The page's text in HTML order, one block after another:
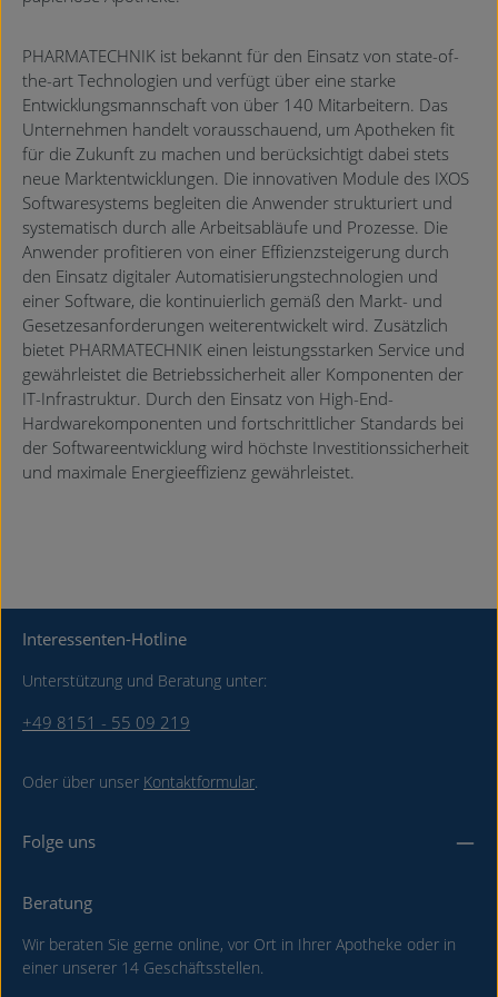
PHARMATECHNIK ist bekannt für den Einsatz von state-of-
the-art Technologien und verfügt über eine starke
Entwicklungsmannschaft von über 140 Mitarbeitern. Das
Unternehmen handelt vorausschauend, um Apotheken fit
für die Zukunft zu machen und berücksichtigt dabei stets
neue Marktentwicklungen. Die innovativen Module des IXOS
Softwaresystems begleiten die Anwender strukturiert und
systematisch durch alle Arbeitsabläufe und Prozesse. Die
Anwender profitieren von einer Effizienzsteigerung durch
den Einsatz digitaler Automatisierungstechnologien und
einer Software, die kontinuierlich gemäß den Markt- und
Gesetzesanforderungen weiterentwickelt wird. Zusätzlich
bietet PHARMATECHNIK einen leistungsstarken Service und
gewährleistet die Betriebssicherheit aller Komponenten der
IT-Infrastruktur. Durch den Einsatz von High-End-
Hardwarekomponenten und fortschrittlicher Standards bei
der Softwareentwicklung wird höchste Investitionssicherheit
und maximale Energieeffizienz gewährleistet.
Interessenten-Hotline
Unterstützung und Beratung unter:
+49 8151 - 55 09 219
Oder über unser Kontaktformular.
Folge uns
Beratung
Wir beraten Sie gerne online, vor Ort in Ihrer Apotheke oder in
einer unserer 14 Geschäftsstellen.